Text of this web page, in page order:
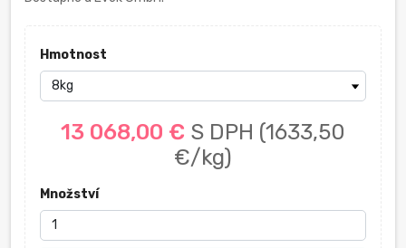
Hmotnost
13 068,00 € S DPH (1633,50
€/kg)
Množství